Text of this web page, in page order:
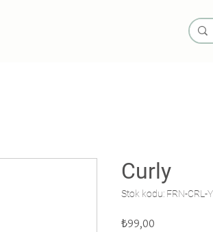
Curly
Stok kodu: FRN-CRL-
₺99,00